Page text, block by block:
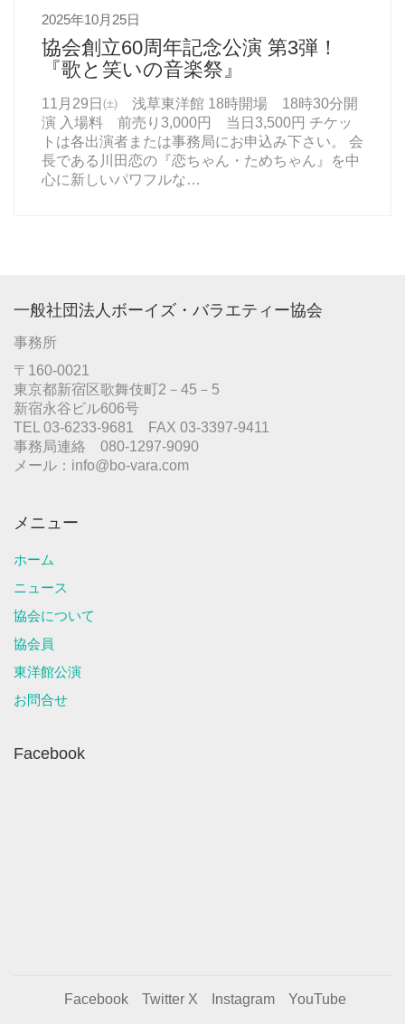
2025年10月25日
協会創立60周年記念公演 第3弾！
『歌と笑いの音楽祭』
11月29日㈯ 浅草東洋館 18時開場 18時30分開
演 入場料 前売り3,000円 当日3,500円 チケッ
トは各出演者または事務局にお申込み下さい。 会
長である川田恋の『恋ちゃん・ためちゃん』を中
心に新しいパワフルな…
一般社団法人ボーイズ・バラエティー協会
事務所
〒160-0021
東京都新宿区歌舞伎町2－45－5
新宿永谷ビル606号
TEL 03-6233-9681 FAX 03-3397-9411
事務局連絡 080-1297-9090
メール：info@bo-vara.com
メニュー
ホーム
ニュース
協会について
協会員
東洋館公演
お問合せ
Facebook
Facebook Twitter X Instagram YouTube